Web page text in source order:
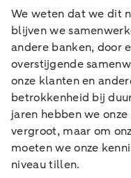
We weten dat we dit
blijven we
andere banken, door
overstijgende
onze klanten en
betrokkenheid bij
jaren hebben we
vergroot, maar om
moeten we onze
niveau tillen.